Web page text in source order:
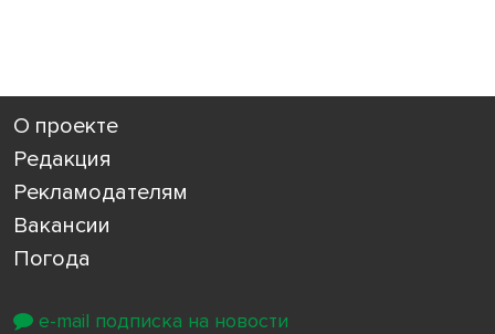
О проекте
Редакция
Рекламодателям
Вакансии
Погода
e-mail подписка на новости